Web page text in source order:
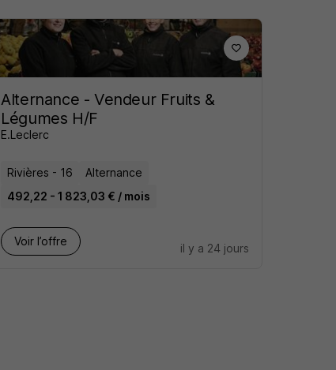
Alternance - Vendeur Fruits &
Légumes H/F
E.Leclerc
Rivières - 16
Alternance
492,22 - 1 823,03 € / mois
Voir l’offre
il y a 24 jours